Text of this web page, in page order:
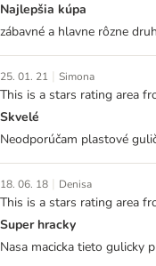
Najlepšia kúpa
zábavné a hlavne rôzne
25. 01. 21 | Simona
This is a stars rating area
Skvelé
Neodporúčam plastové
18. 06. 18 | Denisa
This is a stars rating area
Super hracky
Nasa macicka tieto gulicky